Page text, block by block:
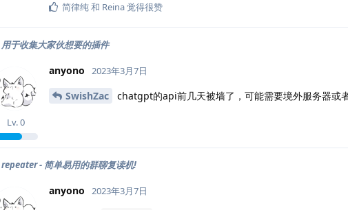
简律纯和 Reina觉得很赞
用于收集大家伙想要的插件
anyono
Lv.0
2023年3月7日
SwishZac chatgpt的api前几天被墙了，可能需要境外服务器或
repeater - 简单易用的群聊复读机!
anyono 2023年3月7日